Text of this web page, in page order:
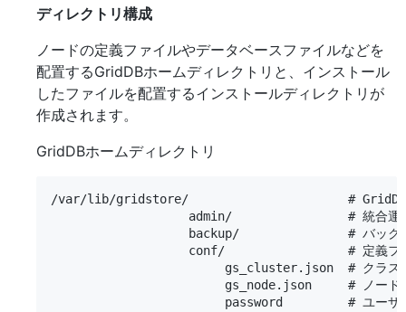
ディレクトリ構成
ノードの定義ファイルやデータベースファイルなどを
配置するGridDBホームディレクトリと、インストール
したファイルを配置するインストールディレクトリが
作成されます。
GridDBホームディレクトリ
/var/lib/gridstore/                      # GridDBホー
admin/                # 統合運
backup/               # バック
conf/                 # 定義フ
gs_cluster.json  # クラス
gs_node.json     # ノード
password         # ユーザ